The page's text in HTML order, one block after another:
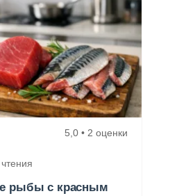
5,0 • 2 оценки
рыбы с красным